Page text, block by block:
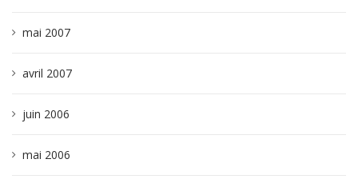
mai 2007
avril 2007
juin 2006
mai 2006